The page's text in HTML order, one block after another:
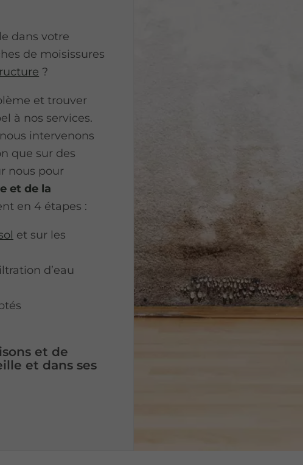
dans votre
de moisissures
?
et trouver
à nos services.
intervenons
que sur des
nous pour
et de la
en 4 étapes :
et sur les
d’eau
et de
et dans ses